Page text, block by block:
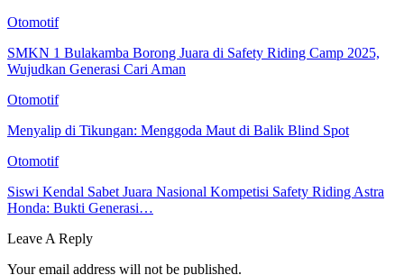
Otomotif
SMKN 1 Bulakamba Borong Juara di Safety Riding Camp 2025,
Wujudkan Generasi Cari Aman
Otomotif
Menyalip di Tikungan: Menggoda Maut di Balik Blind Spot
Otomotif
Siswi Kendal Sabet Juara Nasional Kompetisi Safety Riding Astra
Honda: Bukti Generasi…
Leave A Reply
Your email address will not be published.